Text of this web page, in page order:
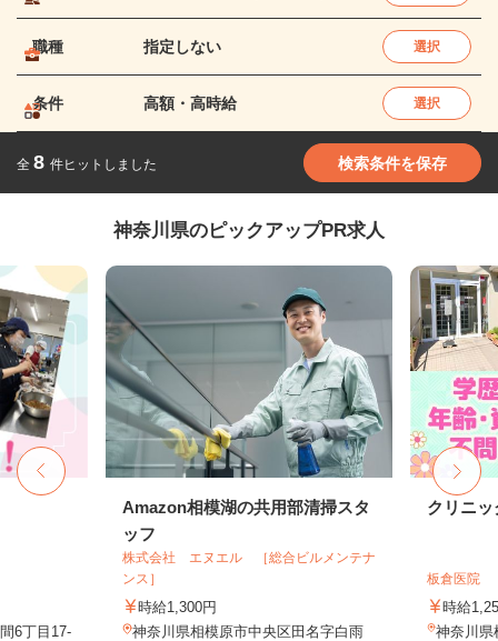
職種 指定しない 選択
条件 高額・高時給 選択
全 8 件ヒットしました 検索条件を保存
神奈川県のピックアップPR求人
6丁目17-
Amazon相模湖の共用部清掃スタ
ッフ
株式会社 エヌエル ［総合ビルメンテナ
ンス］
時給1,300円
神奈川県相模原市中央区田名字白雨
クリニ
板倉医院
時給
神奈川県